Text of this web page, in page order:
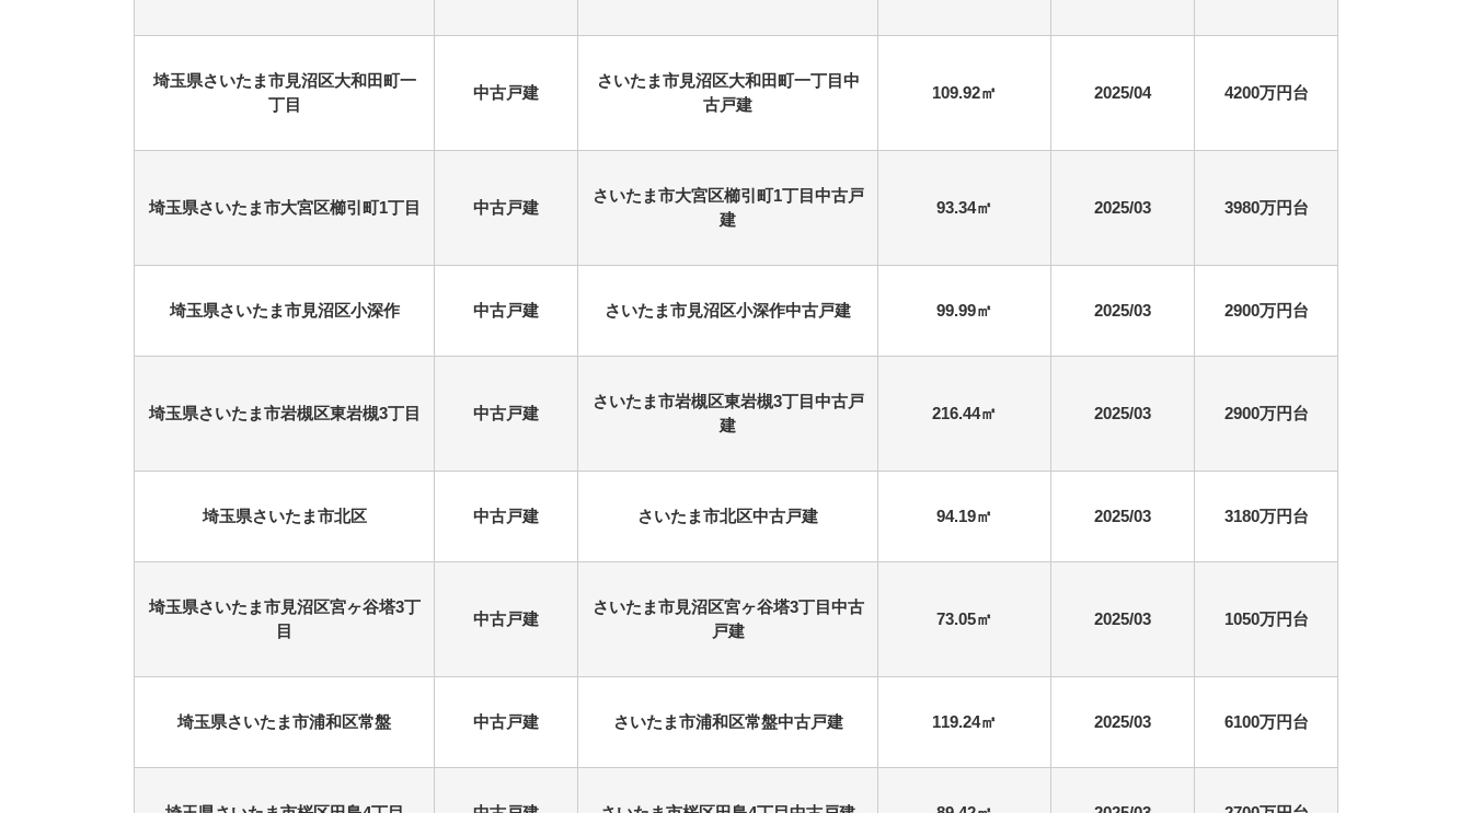
埼玉県さいたま市見沼区大和田町一
丁目
中古戸建
さいたま市見沼区大和田町一丁目中
古戸建
109.92㎡ 2025/04 4200万円台
埼玉県さいたま市大宮区櫛引町1丁目 中古戸建
さいたま市大宮区櫛引町1丁目中古戸
建
93.34㎡ 2025/03 3980万円台
埼玉県さいたま市見沼区小深作 中古戸建 さいたま市見沼区小深作中古戸建 99.99㎡ 2025/03 2900万円台
埼玉県さいたま市岩槻区東岩槻3丁目 中古戸建
さいたま市岩槻区東岩槻3丁目中古戸
建
216.44㎡ 2025/03 2900万円台
埼玉県さいたま市北区 中古戸建 さいたま市北区中古戸建 94.19㎡ 2025/03 3180万円台
埼玉県さいたま市見沼区宮ヶ谷塔3丁
目
中古戸建
さいたま市見沼区宮ヶ谷塔3丁目中古
戸建
73.05㎡ 2025/03 1050万円台
埼玉県さいたま市浦和区常盤 中古戸建 さいたま市浦和区常盤中古戸建 119.24㎡ 2025/03 6100万円台